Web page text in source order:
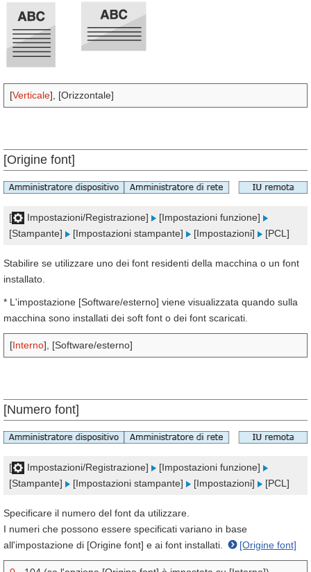
[Verticale], [Orizzontale]
[Origine font]
[ Impostazioni/Registrazione]
[Impostazioni funzione]
[Stampante]
[Impostazioni stampante] [Impostazioni] [PCL]
Stabilire se utilizzare uno dei font residenti della macchina o un font
installato.
* L'impostazione [Software/esterno] viene visualizzata quando sulla
macchina sono installati dei soft font o dei font scaricati.
[Interno], [Software/esterno]
[Numero font]
[ Impostazioni/Registrazione]
[Impostazioni funzione]
[Stampante]
[Impostazioni stampante] [Impostazioni] [PCL]
Specificare il numero del font da utilizzare.
I numeri che possono essere specificati variano in base
all'impostazione di [Origine font] e ai font installati.
[Origine font]